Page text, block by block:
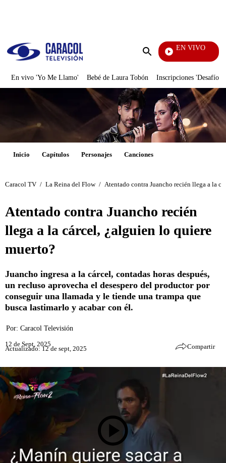
Enviar
EN VIVO
Día A Día
En vivo 'Yo Me Llamo' Bebé de Laura Tobón Inscripciones 'Desafío'
Inicio Capítulos Personajes Canciones
Caracol TV / La Reina del Flow / Atentado contra Juancho recién llega a la
Atentado contra Juancho recién
llega a la cárcel, ¿alguien lo quiere
muerto?
Juancho ingresa a la cárcel, contadas horas después,
un recluso aprovecha el desespero del productor por
conseguir una llamada y le tiende una trampa que
busca lastimarlo y acabar con él.
Por: Caracol Televisión
12 de Sept, 2025
Actualizado: 12 de sept, 2025 Compartir